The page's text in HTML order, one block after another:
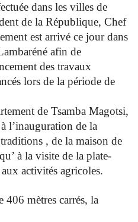
dans les villes de
de la République, Chef
est arrivé ce jour dans
afin de
des travaux
lors de la période de
de Tsamba Magotsi,
l’inauguration de la
traditions , de la maison de
à la visite de la plate-
activités agricoles.
406 mètres carrés, la